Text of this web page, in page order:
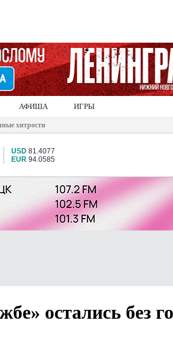
АФИША ИГРЫ
хитрости
USD 81.4077
EUR 94.0585
остались без